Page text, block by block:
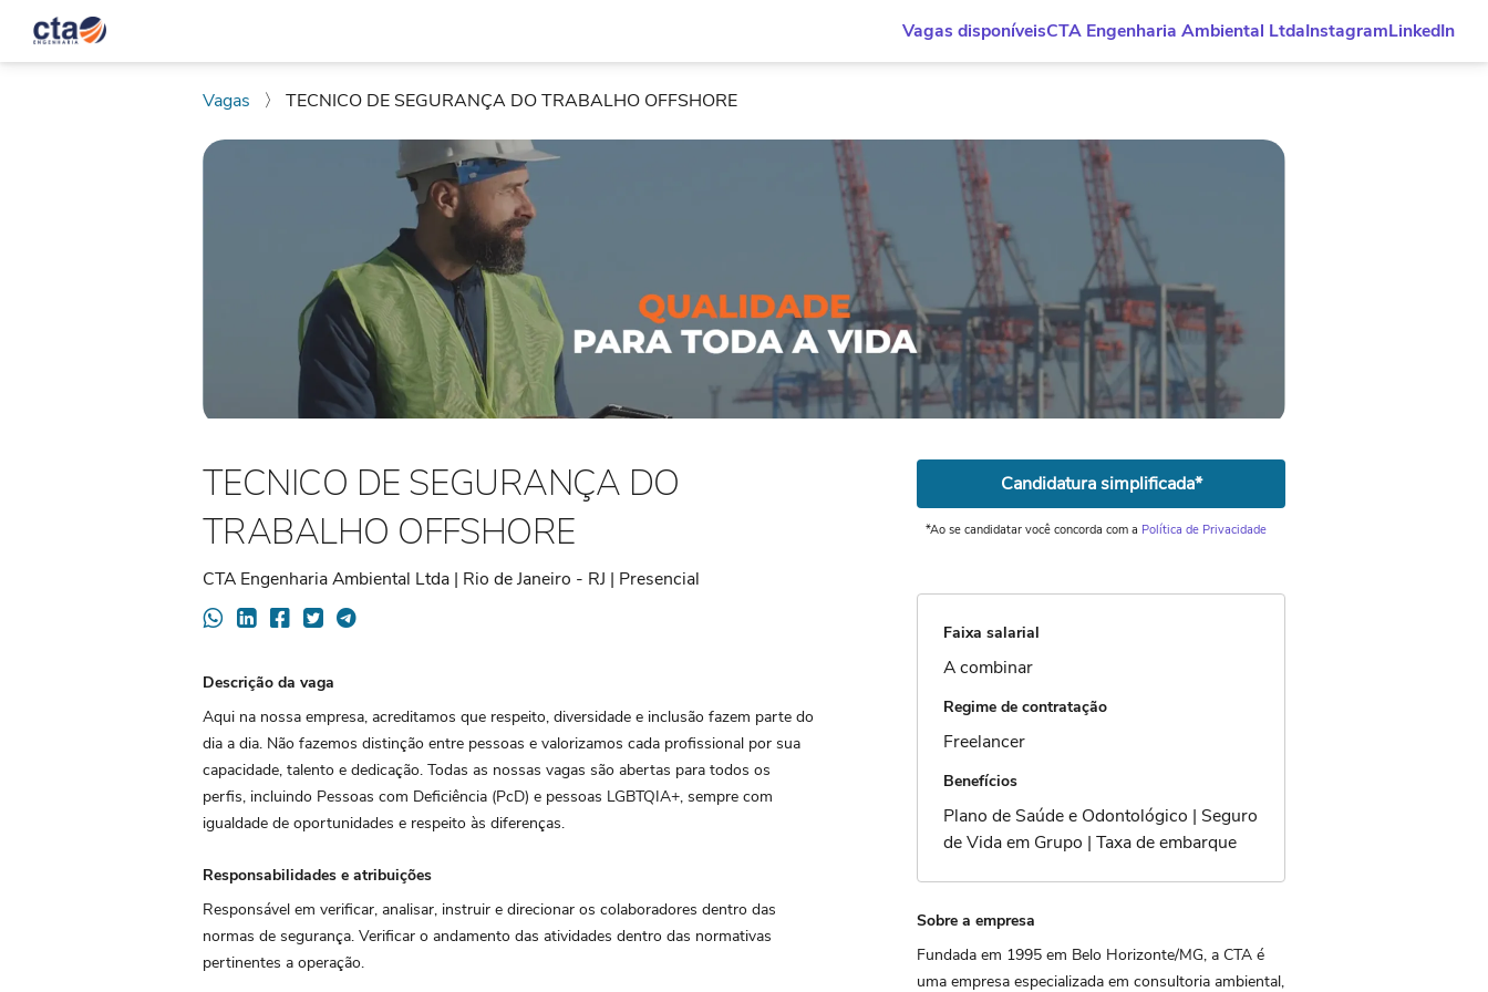
Vagas disponíveisCTA Engenharia Ambiental LtdaInstagramLinkedIn
Vagas 〉 TECNICO DE SEGURANÇA DO TRABALHO OFFSHORE
TECNICO DE SEGURANÇA DO
TRABALHO OFFSHORE
CTA Engenharia Ambiental Ltda | Rio de Janeiro - RJ | Presencial
Descrição da vaga
Aqui na nossa empresa, acreditamos que respeito, diversidade e inclusão fazem parte do
dia a dia. Não fazemos distinção entre pessoas e valorizamos cada profissional por sua
capacidade, talento e dedicação. Todas as nossas vagas são abertas para todos os
perfis, incluindo Pessoas com Deficiência (PcD) e pessoas LGBTQIA+, sempre com
igualdade de oportunidades e respeito às diferenças.
Responsabilidades e atribuições
Responsável em verificar, analisar, instruir e direcionar os colaboradores dentro das
normas de segurança. Verificar o andamento das atividades dentro das normativas
pertinentes a operação.
Candidatura simplificada*
*Ao se candidatar você concorda com a Política de Privacidade
Faixa salarial
A combinar
Regime de contratação
Freelancer
Benefícios
Plano de Saúde e Odontológico | Seguro
de Vida em Grupo | Taxa de embarque
Sobre a empresa
Fundada em 1995 em Belo Horizonte/MG, a CTA é
uma empresa especializada em consultoria ambiental,